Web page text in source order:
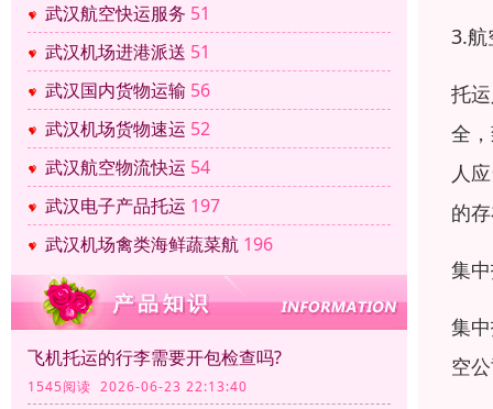
武汉航空快运服务 51
武汉机场进港派送 51
武汉国内货物运输 56
武汉机场货物速运 52
武汉航空物流快运 54
武汉电子产品托运 197
武汉机场禽类海鲜蔬菜航 196
飞机托运的行李需要开包检查吗?
1545阅读 2026-06-23 22:13:40
3.航
托
全
人
的
集
集
空